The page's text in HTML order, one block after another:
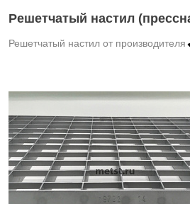
Решетчатый настил
Решетчатый настил от производителя